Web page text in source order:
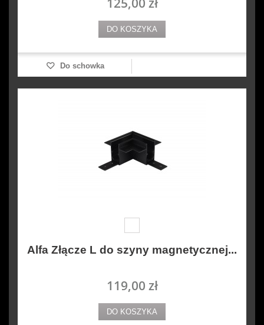
DO KOSZYKA
Do schowka
Alfa Złącze L do szyny magnetycznej...
119,00 zł
DO KOSZYKA